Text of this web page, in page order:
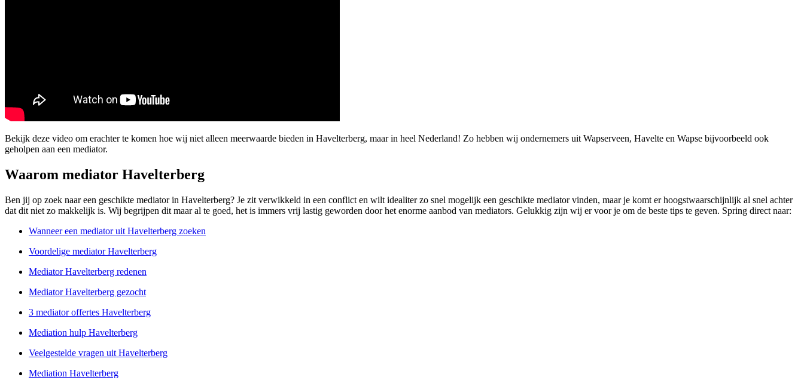
Bekijk deze video om erachter te komen hoe wij niet alleen meerwaarde bieden in Havelterberg, maar in heel Nederland! Zo hebben wij ondernemers uit Wapserveen, Havelte en Wapse bijvoorbeeld ook
geholpen aan een mediator.
Waarom mediator Havelterberg
Ben jij op zoek naar een geschikte mediator in Havelterberg? Je zit verwikkeld in een conflict en wilt idealiter zo snel mogelijk een geschikte mediator vinden, maar je komt er hoogstwaarschijnlijk al snel achter
dat dit niet zo makkelijk is. Wij begrijpen dit maar al te goed, het is immers vrij lastig geworden door het enorme aanbod van mediators. Gelukkig zijn wij er voor je om de beste tips te geven. Spring direct naar:
Wanneer een mediator uit Havelterberg zoeken
Voordelige mediator Havelterberg
Mediator Havelterberg redenen
Mediator Havelterberg gezocht
3 mediator offertes Havelterberg
Mediation hulp Havelterberg
Veelgestelde vragen uit Havelterberg
Mediation Havelterberg